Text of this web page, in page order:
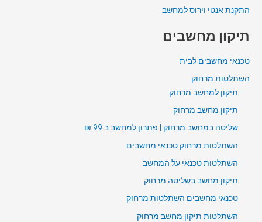
התקנת אנטי וירוס למחשב
תיקון מחשבים
טכנאי מחשבים לבית
השתלטות מרחוק
תיקון למחשב מרחוק
תיקון מחשב מרחוק
שליטה במחשב מרחוק | פתרון למחשב ב 99 ₪
השתלטות מרחוק טכנאי מחשבים
השתלטות טכנאי על המחשב
תיקון מחשב בשליטה מרחוק
טכנאי מחשבים השתלטות מרחוק
השתלטות תיקון מחשב מרחוק